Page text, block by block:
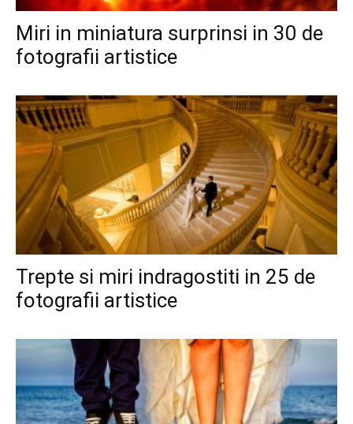
Miri in miniatura surprinsi in 30 de
fotografii artistice
Trepte si miri indragostiti in 25 de
fotografii artistice